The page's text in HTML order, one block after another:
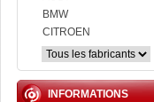
BMW
CITROEN
INFORMATIONS